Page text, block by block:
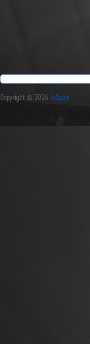
Copyright © 2026 InSales